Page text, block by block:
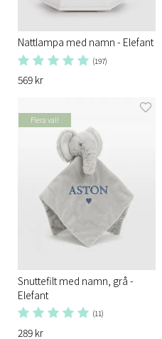
Nattlampa med namn - Elefant
(197)
569 kr
Flera val!
Snuttefilt med namn, grå -
Elefant
(11)
289 kr